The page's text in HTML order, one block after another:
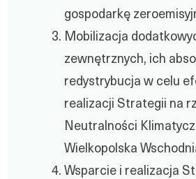
gospodarkę
Mobilizacja
zewnętrznych, ich
redystrybucja w celu
realizacji Strategii na
Neutralności
Wielkopolska
Wsparcie i realizacja